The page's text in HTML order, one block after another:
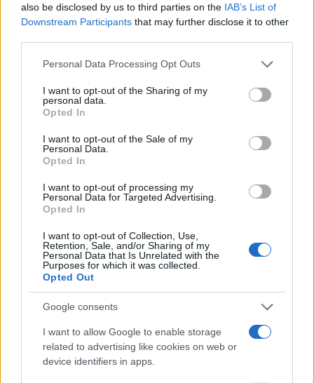
also be disclosed by us to third parties on the IAB’s List of
Downstream Participants that may further disclose it to other
Please note that this website/app uses one or more Google
not limited to your visit or usage behaviour. You may click to
grant or deny consent to Google and its third-party tags to
use your data for below specified purposes in below Google
consent section.
Personal Data Processing Opt Outs
I want to opt-out of the Sharing of my
personal data.
Opted In
I want to opt-out of the Sale of my
Personal Data.
Opted In
I want to opt-out of processing my
Personal Data for Targeted Advertising.
Opted In
I want to opt-out of Collection, Use,
Retention, Sale, and/or Sharing of my
Personal Data that Is Unrelated with the
Purposes for which it was collected.
Opted Out
Google consents
I want to allow Google to enable storage
related to advertising like cookies on web or
device identifiers in apps.
Σχόλια
ταυτοποίηση» λέει ο
δικηγόρος της 46χρονης –
Η ξανθιά κοτσίδα και η
ίδια υπόθεση
προβλήματα ο
που έκρυψε τον
έκανε για τα